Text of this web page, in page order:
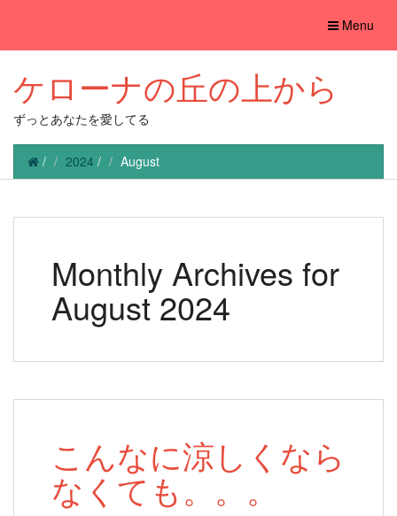
Toggle
Menu
ケローナの丘の上から
ずっとあなたを愛してる
/ 2024 / August
Monthly Archives for
August 2024
こんなに涼しくなら
なくても。。。